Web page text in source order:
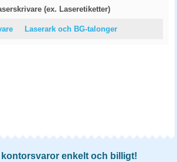
(ex. Laseretiketter)
Laserark och BG-talonger
enkelt och billigt!